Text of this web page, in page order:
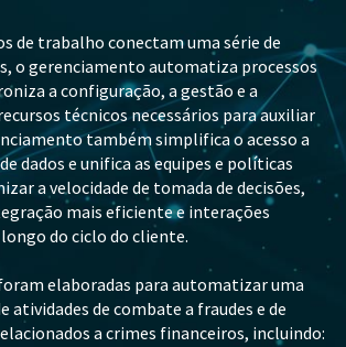
de trabalho conectam uma série de
o gerenciamento automatiza processos
a configuração, a gestão e a
técnicos necessários para auxiliar
também simplifica o acesso a
dados e unifica as equipes e políticas
a velocidade de tomada de decisões,
mais eficiente e interações
do ciclo do cliente.
elaboradas para automatizar uma
atividades de combate a fraudes e de
a crimes financeiros, incluindo: